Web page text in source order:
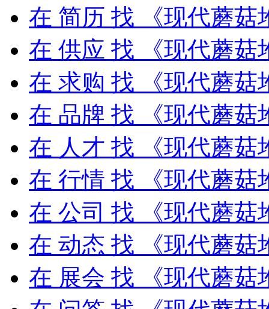
在 简历 找 《现代蘑菇
在 供应 找 《现代蘑菇
在 求购 找 《现代蘑菇
在 品牌 找 《现代蘑菇
在 人才 找 《现代蘑菇
在 行情 找 《现代蘑菇
在 公司 找 《现代蘑菇
在 动态 找 《现代蘑菇
在 展会 找 《现代蘑菇